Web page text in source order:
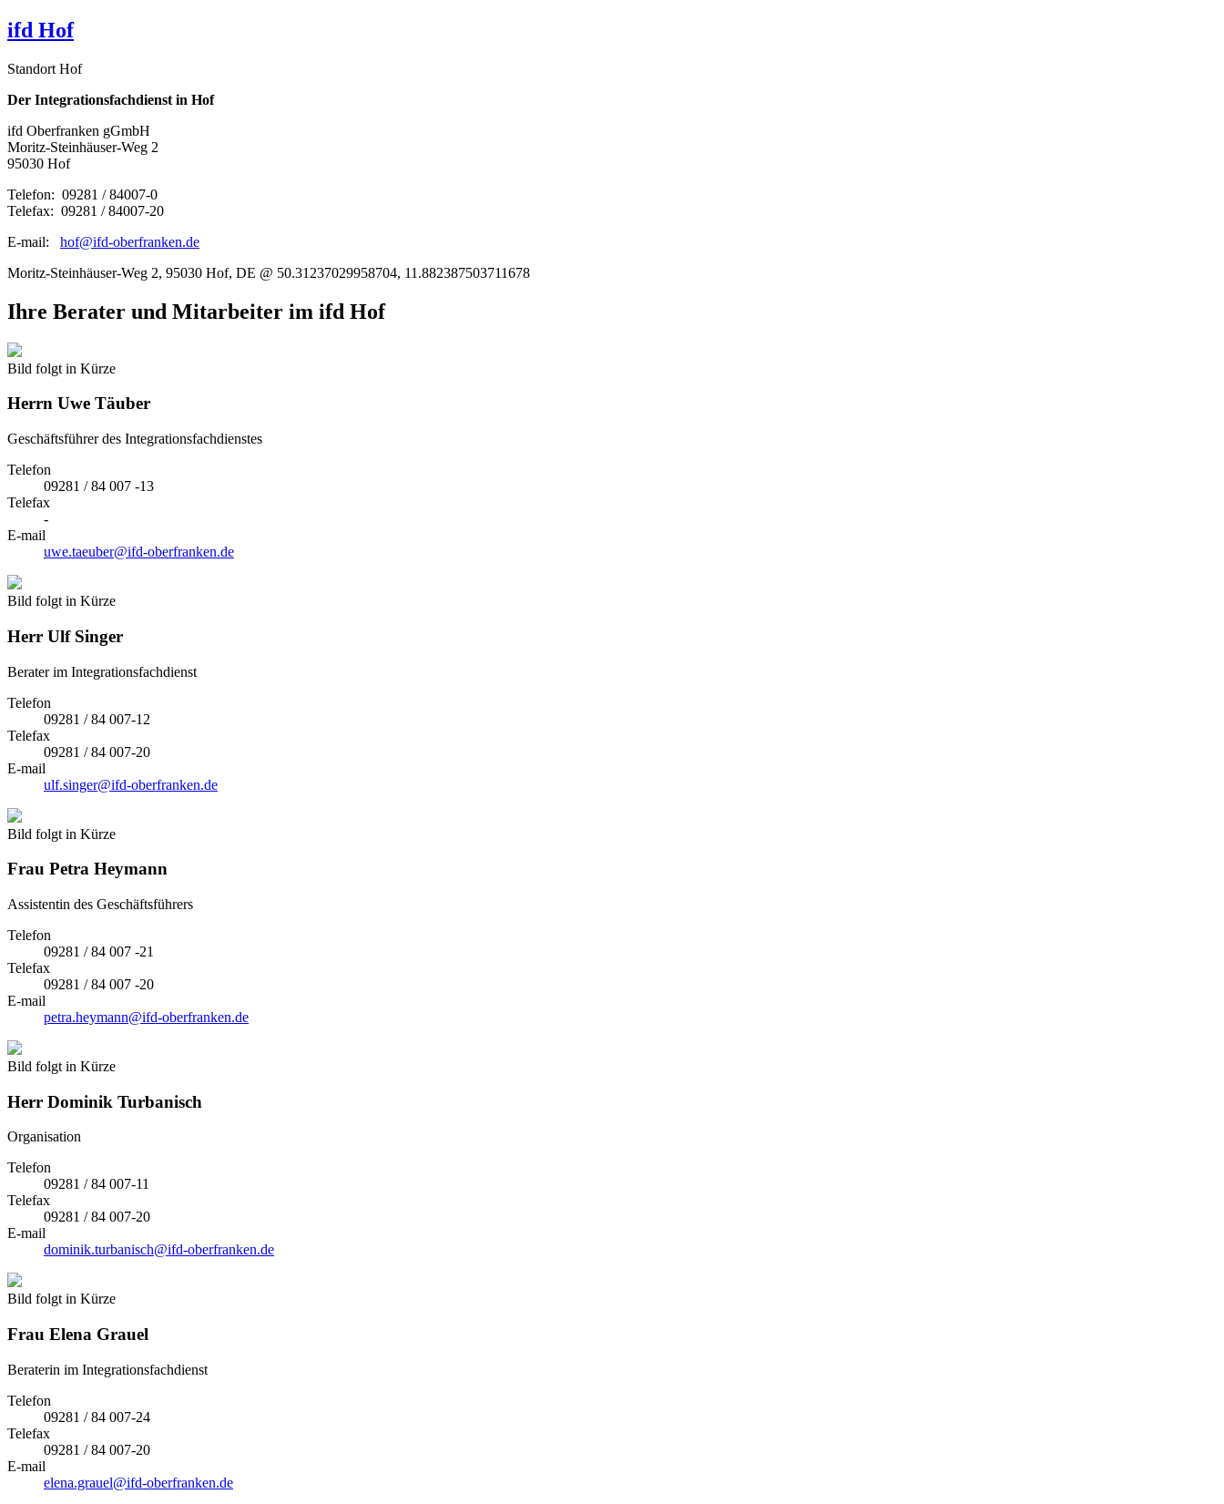
ifd Hof
Standort Hof
Der Integrationsfachdienst in Hof
ifd Oberfranken gGmbH
Moritz-Steinhäuser-Weg 2
95030 Hof
Telefon: 09281 / 84007-0
Telefax: 09281 / 84007-20
E-mail: hof@ifd-oberfranken.de
Moritz-Steinhäuser-Weg 2, 95030 Hof, DE @ 50.31237029958704, 11.882387503711678
Ihre Berater und Mitarbeiter im ifd Hof
Bild folgt in Kürze
Herrn Uwe Täuber
Geschäftsführer des Integrationsfachdienstes
Telefon
09281 / 84 007 -13
Telefax
-
E-mail
uwe.taeuber@ifd-oberfranken.de
Bild folgt in Kürze
Herr Ulf Singer
Berater im Integrationsfachdienst
Telefon
09281 / 84 007-12
Telefax
09281 / 84 007-20
E-mail
ulf.singer@ifd-oberfranken.de
Bild folgt in Kürze
Frau Petra Heymann
Assistentin des Geschäftsführers
Telefon
09281 / 84 007 -21
Telefax
09281 / 84 007 -20
E-mail
petra.heymann@ifd-oberfranken.de
Bild folgt in Kürze
Herr Dominik Turbanisch
Organisation
Telefon
09281 / 84 007-11
Telefax
09281 / 84 007-20
E-mail
dominik.turbanisch@ifd-oberfranken.de
Bild folgt in Kürze
Frau Elena Grauel
Beraterin im Integrationsfachdienst
Telefon
09281 / 84 007-24
Telefax
09281 / 84 007-20
E-mail
elena.grauel@ifd-oberfranken.de